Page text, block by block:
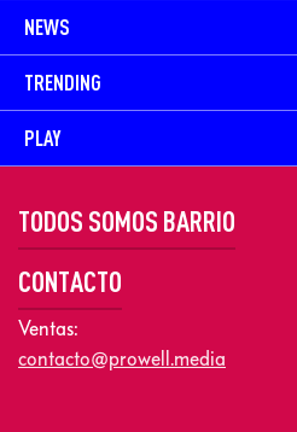
NEWS
TRENDING
PLAY
TODOS SOMOS BARRIO
CONTACTO
Ventas:
contacto@prowell.media